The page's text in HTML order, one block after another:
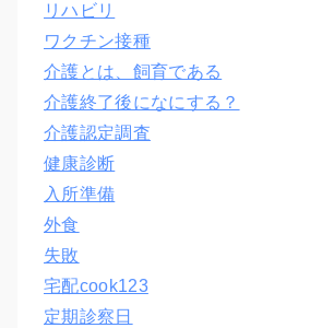
リハビリ
ワクチン接種
介護とは、飼育である
介護終了後になにする？
介護認定調査
健康診断
入所準備
外食
失敗
宅配cook123
定期診察日